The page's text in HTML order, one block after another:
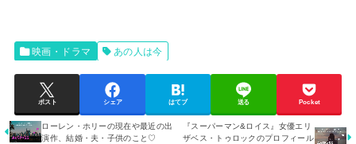
映画・ドラマ あの人は今
ポスト シェア はてブ 送る Pocket
ローレン・ホリーの現在や最近の出
演作、結婚・夫・子供のこと♡
『スーパーマン&ロイス』女優エリ
ザベス・トゥロックのプロフィール